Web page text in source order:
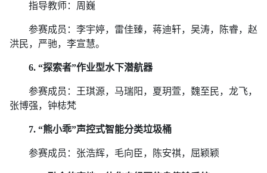
指导教师：周巍
参赛成员：李宇婷，雷佳臻，蒋迪轩，吴涛，陈睿，赵
洪民，严驰，李宣慧。
6. “探索者”作业型水下潜航器
参赛成员：王琪源，马瑞阳，夏玥萱，魏至民，龙飞，
张博强，钟梽梵
7. “熊小乖”声控式智能分类垃圾桶
参赛成员：张浩辉，毛向臣，陈安祺，屈颖颖